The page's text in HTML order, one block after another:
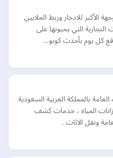
الأكبر للادخار وربط الملايين
التجارية التي يحبونها على
كل يوم بأحدث كوبو…
بالمملكة العربية السعودية
المياه ، خدمات كشف
ونقل الاثاث .